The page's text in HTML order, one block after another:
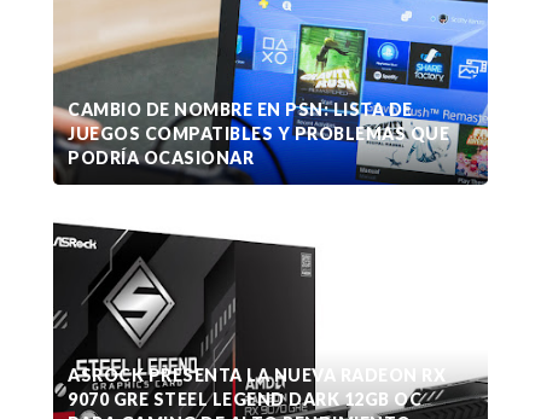
CAMBIO DE NOMBRE EN PSN: LISTA DE
JUEGOS COMPATIBLES Y PROBLEMAS QUE
PODRÍA OCASIONAR
ASROCK PRESENTA LA NUEVA RADEON RX
9070 GRE STEEL LEGEND DARK 12GB OC